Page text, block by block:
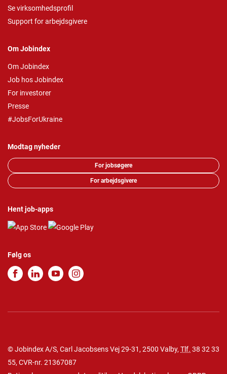
Se virksomhedsprofil
Support for arbejdsgivere
Om Jobindex
Om Jobindex
Job hos Jobindex
For investorer
Presse
#JobsForUkraine
Modtag nyheder
For jobsøgere
For arbejdsgivere
Hent job-apps
Følg os
© Jobindex A/S, Carl Jacobsens Vej 29-31, 2500 Valby, Tlf. 38 32 33
55, CVR-nr. 21367087